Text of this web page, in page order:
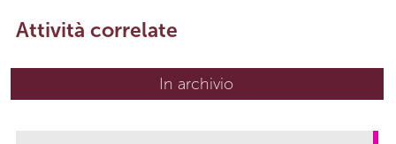
Attività correlate
In archivio